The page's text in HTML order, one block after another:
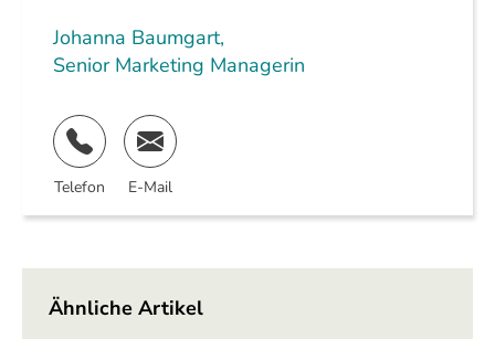
Johanna Baumgart,
Senior Marketing Managerin
Telefon E-Mail
Ähnliche Artikel